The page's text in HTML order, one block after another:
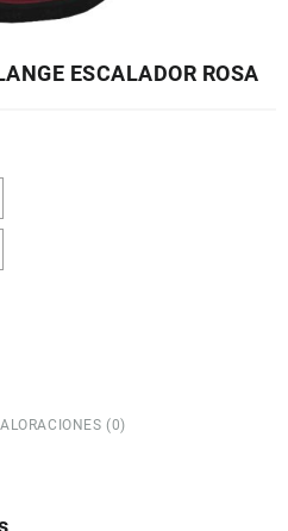
ESCALADOR ROSA
(0)